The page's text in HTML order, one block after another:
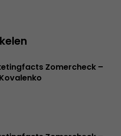
Zomercheck –